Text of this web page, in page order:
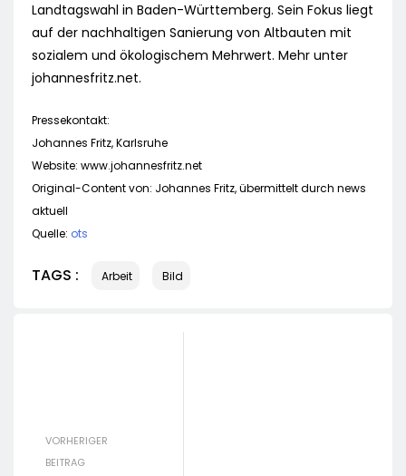
Landtagswahl in Baden-Württemberg. Sein Fokus liegt
auf der nachhaltigen Sanierung von Altbauten mit
sozialem und ökologischem Mehrwert. Mehr unter
johannesfritz.net.
Pressekontakt:
Johannes Fritz, Karlsruhe
Website: www.johannesfritz.net
Original-Content von: Johannes Fritz, übermittelt durch news
aktuell
Quelle: ots
TAGS : Arbeit Bild
VORHERIGER
BEITRAG